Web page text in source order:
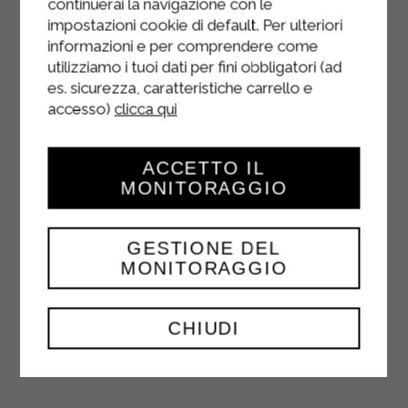
FRITAINES DE
BACON
HORS D'ŒUVRE
Garnissez chaque moule à muffins de
deux tranches de bacon, en formant
œufs avec la crème Sterilgarda, le
parmesan, ...
continuerai la navigazione con le
impostazioni cookie di default. Per ulteriori
informazioni e per comprendere come
utilizziamo i tuoi dati per fini obbligatori (ad
es. sicurezza, caratteristiche carrello e
accesso) clicca qui
CHIUDI
GESTIONE DEL
MONITORAGGIO
ACCETTO IL
MONITORAGGIO